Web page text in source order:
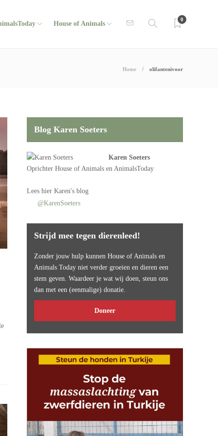
House of Animals
0
Home olifantenivoor
Blog Karen Soeters
Karen Soeters
OprichterHouse of Animals en AnimalsToday
Leeshier Karen's blog
@KarenSoeters
Strijd mee tegen dierenleed!
Zonder jouw hulp kunnen House of Animals en
Animals Today niet verder groeien en dieren een
stem geven. Waardeer je wat wij doen, steun ons
dan met een (eenmalige) donatie.
Doneer